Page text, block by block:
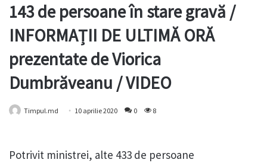
143 de persoane în stare gravă /
INFORMAȚII DE ULTIMĂ ORĂ
prezentate de Viorica
Dumbrăveanu / VIDEO
Timpul.md 10 aprilie 2020 0 8
Potrivit ministrei, alte 433 de persoane